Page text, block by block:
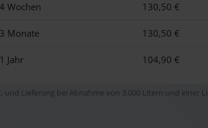
4 Wochen 130,50 €
3 Monate 130,50 €
1 Jahr 104,90 €
Lieferung bei Abnahme von 3.000 Litern und einer